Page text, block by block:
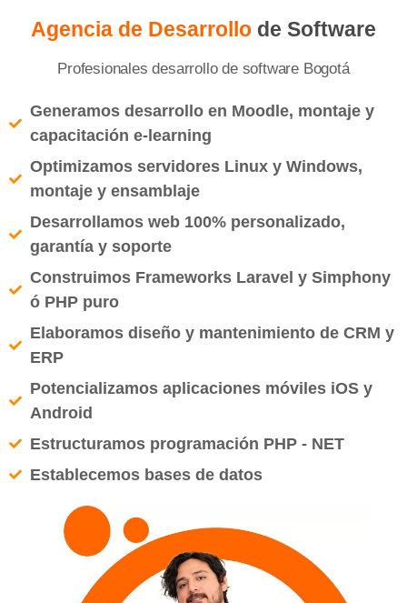
Agencia de Desarrollo de Software
Profesionales desarrollo de software Bogotá
Generamos desarrollo en Moodle, montaje y
capacitación e-learning
Optimizamos servidores Linux y Windows,
montaje y ensamblaje
Desarrollamos web 100% personalizado,
garantía y soporte
Construimos Frameworks Laravel y Simphony
ó PHP puro
Elaboramos diseño y mantenimiento de CRM y
ERP
Potencializamos aplicaciones móviles iOS y
Android
Estructuramos programación PHP - NET
Establecemos bases de datos